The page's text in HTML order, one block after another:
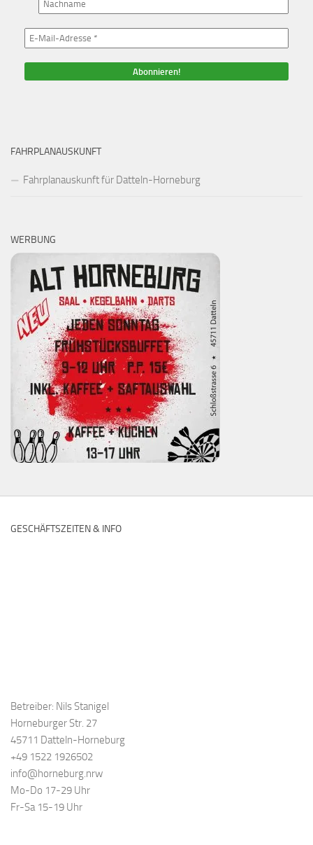
FAHRPLANAUSKUNFT
Fahrplanauskunft für Datteln-Horneburg
WERBUNG
GESCHÄFTSZEITEN & INFO
Betreiber: Nils Stanigel
Horneburger Str. 27
45711 Datteln-Horneburg
+49 1522 1926502
info@horneburg.nrw
Mo-Do 17-29 Uhr
Fr-Sa 15-19 Uhr